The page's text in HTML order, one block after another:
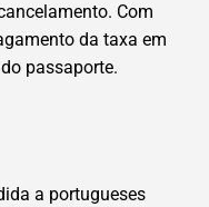
Com
da taxa em
passaporte.
a portugueses